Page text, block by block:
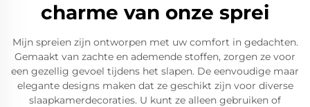
charme van onze sprei
Mijn spreien zijn ontworpen met uw comfort in gedachten.
Gemaakt van zachte en ademende stoffen, zorgen ze voor
een gezellig gevoel tijdens het slapen. De eenvoudige maar
elegante designs maken dat ze geschikt zijn voor diverse
slaapkamerdecoraties. U kunt ze alleen gebruiken of